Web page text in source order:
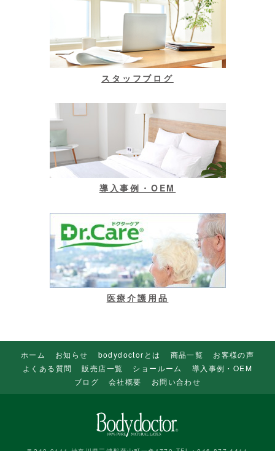
スタッフブログ
導入事例・OEM
医療介護用品
ホーム お知らせ bodydoctorとは 商品一覧
お客様の声
よくある質問
販売店一覧 ショールーム
導入事例・OEM
ブログ
会社概要 お問い合わせ